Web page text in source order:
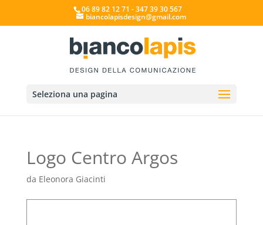
06 89 82 12 71 - 347 39 30 567
biancolapisdesign@gmail.com
Seleziona una pagina
Logo Centro Argos
da Eleonora Giacinti